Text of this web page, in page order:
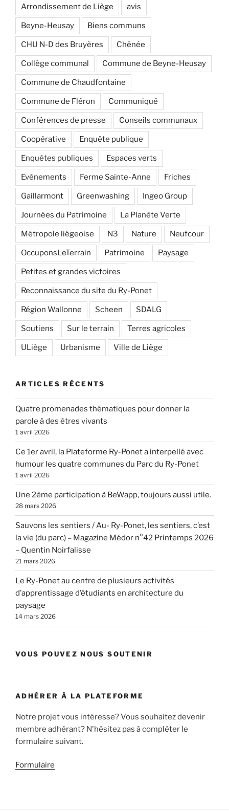
Arrondissement de Liège avis
Beyne-Heusay Biens communs
CHU N-D des Bruyères Chênée
Collège communal Commune de Beyne-Heusay
Commune de Chaudfontaine
Commune de Fléron Communiqué
Conférences de presse Conseils communaux
Coopérative Enquête publique
Enquêtes publiques Espaces verts
Evènements Ferme Sainte-Anne Friches
Gaillarmont Greenwashing Ingeo Group
Journées du Patrimoine La Planète Verte
Métropole liégeoise N3 Nature Neufcour
OccuponsLeTerrain Patrimoine Paysage
Petites et grandes victoires
Reconnaissance du site du Ry-Ponet
Région Wallonne Scheen SDALG
Soutiens Sur le terrain Terres agricoles
ULiège Urbanisme Ville de Liège
ARTICLES RÉCENTS
Quatre promenades thématiques pour donner la
parole à des êtres vivants
1 avril 2026
Ce 1er avril, la Plateforme Ry-Ponet a interpellé avec
humour les quatre communes du Parc du Ry-Ponet
1 avril 2026
Une 2ème participation à BeWapp, toujours aussi utile.
28 mars 2026
Sauvons les sentiers / Au- Ry-Ponet, les sentiers, c’est
la vie (du parc) – Magazine Médor n°42 Printemps 2026
– Quentin Noirfalisse
21 mars 2026
Le Ry-Ponet au centre de plusieurs activités
d’apprentissage d’étudiants en architecture du
paysage
14 mars 2026
VOUS POUVEZ NOUS SOUTENIR
ADHÉRER À LA PLATEFORME
Notre projet vous intéresse? Vous souhaitez devenir
membre adhérant? N'hésitez pas à compléter le
formulaire suivant.
Formulaire